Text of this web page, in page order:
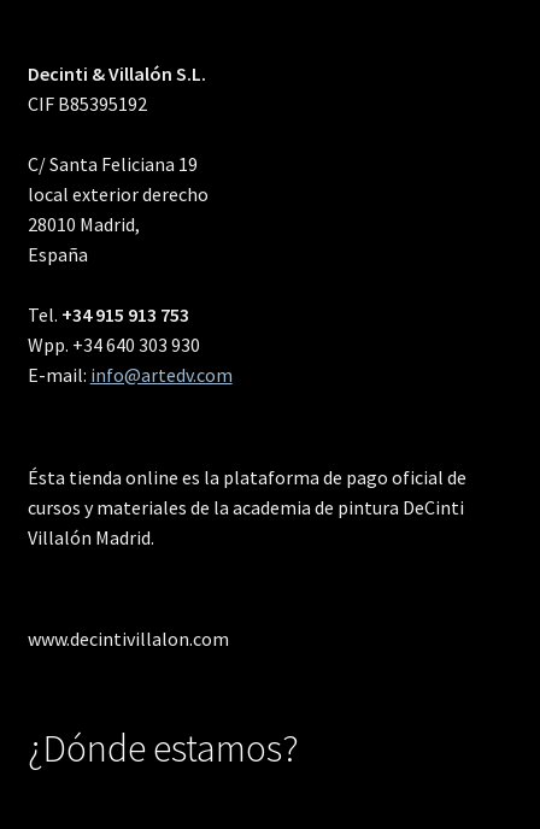
Decinti & Villalón S.L.
CIF B85395192
C/ Santa Feliciana 19
local exterior derecho
28010 Madrid,
España
Tel. +34 915 913 753
Wpp. +34 640 303 930
E-mail: info@artedv.com
Ésta tienda online es la plataforma de pago oficial de
cursos y materiales de la academia de pintura DeCinti
Villalón Madrid.
www.decintivillalon.com
¿Dónde estamos?